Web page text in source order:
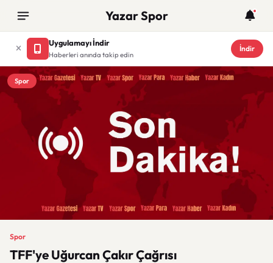
Yazar Spor
Uygulamayı İndir
Haberleri anında takip edin
İndir
Spor
Spor
TFF'ye Uğurcan Çakır Çağrısı